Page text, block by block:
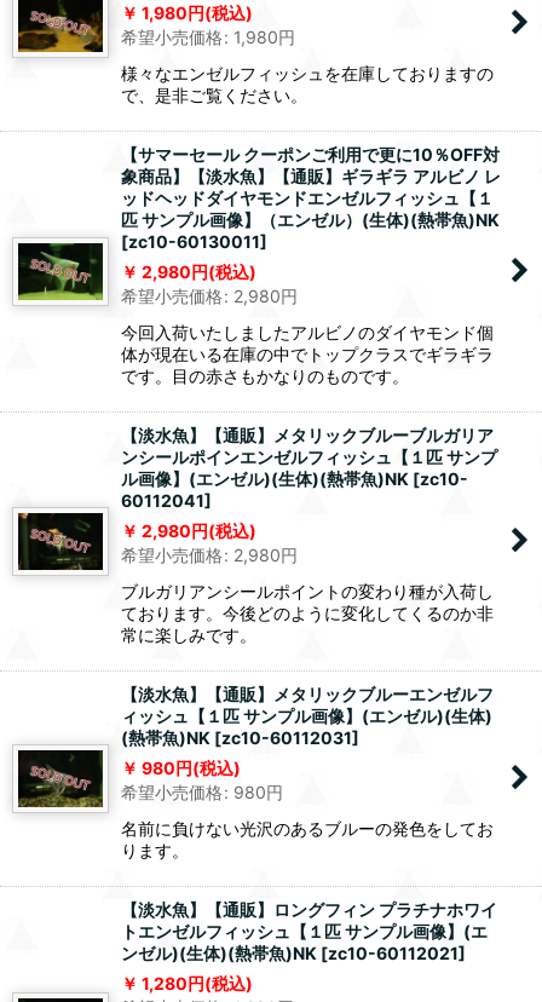
1,980円(税込)
希望小売価格: 1,980円
様々なエンゼルフィッシュを在庫しておりますの
で、是非ご覧ください。
【サマーセール クーポンご利用で更に10％OFF対
象商品】【淡水魚】【通販】ギラギラ アルビノ レ
ッドヘッドダイヤモンドエンゼルフィッシュ【１
匹 サンプル画像】（エンゼル）(生体)(熱帯魚)NK
[zc10-60130011]
2,980円(税込)
希望小売価格: 2,980円
今回入荷いたしましたアルビノのダイヤモンド個
体が現在いる在庫の中でトップクラスでギラギラ
です。目の赤さもかなりのものです。
【淡水魚】【通販】メタリックブルーブルガリア
ンシールポインエンゼルフィッシュ【１匹 サンプ
ル画像】(エンゼル)(生体)(熱帯魚)NK [zc10-
60112041]
2,980円(税込)
希望小売価格: 2,980円
ブルガリアンシールポイントの変わり種が入荷し
ております。今後どのように変化してくるのか非
常に楽しみです。
【淡水魚】【通販】メタリックブルーエンゼルフ
ィッシュ【１匹 サンプル画像】(エンゼル)(生体)
(熱帯魚)NK [zc10-60112031]
980円(税込)
希望小売価格: 980円
名前に負けない光沢のあるブルーの発色をしてお
ります。
【淡水魚】【通販】ロングフィン プラチナホワイ
トエンゼルフィッシュ【１匹 サンプル画像】(エ
ンゼル)(生体)(熱帯魚)NK [zc10-60112021]
1,280円(税込)